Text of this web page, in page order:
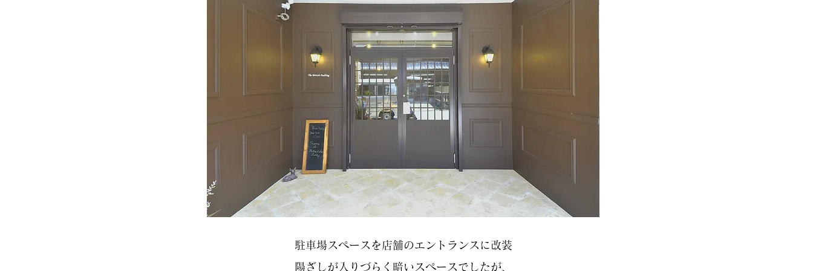
駐車場スペースを店舗のエントランスに改装
陽ざしが入りづらく暗いスペースでしたが、